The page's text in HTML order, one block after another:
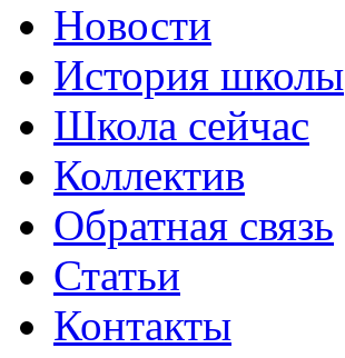
Новости
История школы
Школа сейчас
Коллектив
Обратная связь
Статьи
Контакты